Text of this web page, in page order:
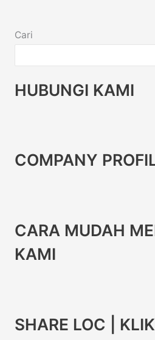
Cari
HUBUNGI KAMI
COMPANY
CARA MUDAH
KAMI
SHARE LOC |